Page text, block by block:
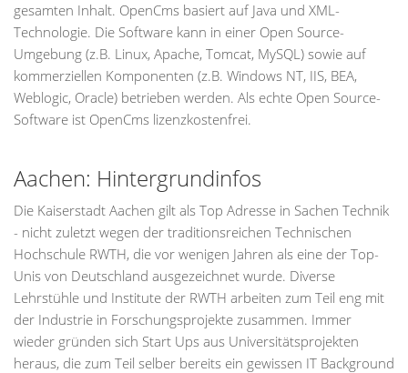
gesamten Inhalt. OpenCms basiert auf Java und XML-
Technologie. Die Software kann in einer Open Source-
Umgebung (z.B. Linux, Apache, Tomcat, MySQL) sowie auf
kommerziellen Komponenten (z.B. Windows NT, IIS, BEA,
Weblogic, Oracle) betrieben werden. Als echte Open Source-
Software ist OpenCms lizenzkostenfrei.
Aachen: Hintergrundinfos
Die Kaiserstadt Aachen gilt als Top Adresse in Sachen Technik
- nicht zuletzt wegen der traditionsreichen Technischen
Hochschule RWTH, die vor wenigen Jahren als eine der Top-
Unis von Deutschland ausgezeichnet wurde. Diverse
Lehrstühle und Institute der RWTH arbeiten zum Teil eng mit
der Industrie in Forschungsprojekte zusammen. Immer
wieder gründen sich Start Ups aus Universitätsprojekten
heraus, die zum Teil selber bereits ein gewissen IT Background